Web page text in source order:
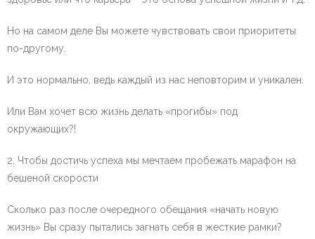
Но на самом деле Вы можете чувствовать свои приоритеты
по-другому.
И это нормально, ведь каждый из нас неповторим и уникален.
Или Вам хочет всю жизнь делать «прогибы» под
окружающих?!
2. Чтобы достичь успеха мы мечтаем пробежать марафон на
бешеной скорости
Сколько раз после очередного обещания «начать новую
жизнь» Вы сразу пытались загнать себя в жесткие рамки?